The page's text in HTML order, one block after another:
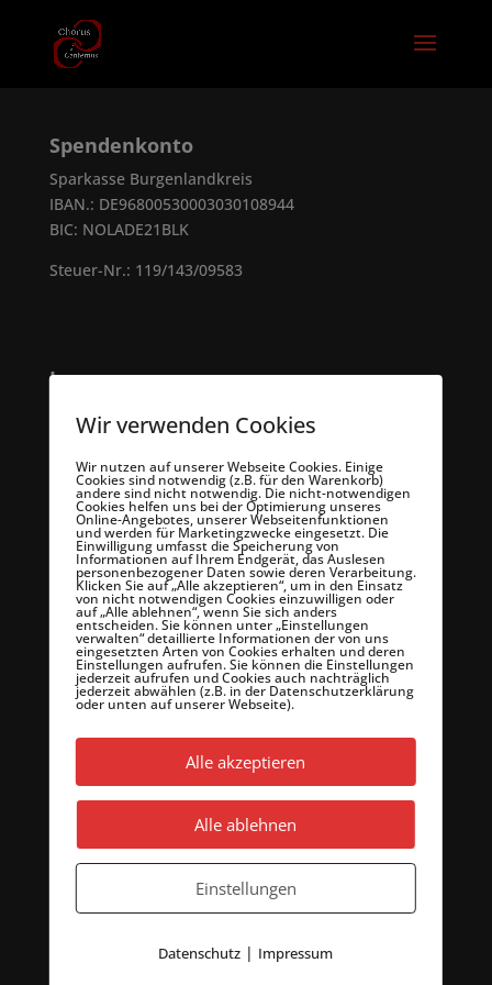
Spendenkonto
Sparkasse Burgenlandkreis
IBAN.: DE96800530003030108944
BIC: NOLADE21BLK
Steuer-Nr.: 119/143/09583
Impressum
1. Vorsitzender
Schillerstraße 2•06618 Naumburg
katrin.mendler-wittenbecher@gmx.de
Chorleiter
David Bong
Burgplatz 3 • 99423 Weimar
davidbong90@googlemail.com
Fotos
©2025 – Chorus Cantemus Naumburg e.V.
info@chorus-cantemus-naumburg.de
Wir verwenden Cookies
Wir nutzen auf unserer Webseite Cookies. Einige
Cookies sind notwendig (z.B. für den Warenkorb)
andere sind nicht notwendig. Die nicht-notwendigen
Cookies helfen uns bei der Optimierung unseres
Online-Angebotes, unserer Webseitenfunktionen
und werden für Marketingzwecke eingesetzt. Die
Einwilligung umfasst die Speicherung von
Informationen auf Ihrem Endgerät, das Auslesen
personenbezogener Daten sowie deren Verarbeitung.
Klicken Sie auf „Alle akzeptieren“, um in den Einsatz
von nicht notwendigen Cookies einzuwilligen oder
auf „Alle ablehnen“, wenn Sie sich anders
entscheiden. Sie können unter „Einstellungen
verwalten“ detaillierte Informationen der von uns
eingesetzten Arten von Cookies erhalten und deren
Einstellungen aufrufen. Sie können die Einstellungen
jederzeit aufrufen und Cookies auch nachträglich
jederzeit abwählen (z.B. in der Datenschutzerklärung
oder unten auf unserer Webseite).
Alle akzeptieren
Alle ablehnen
Einstellungen
Datenschutz | Impressum